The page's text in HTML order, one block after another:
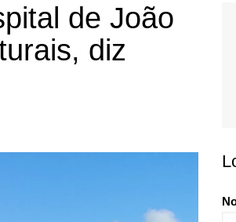
de João
diz